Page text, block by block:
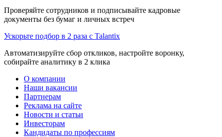
Проверяйте сотрудников и подписывайте кадровые
документы без бумаг и личных встреч
Ускорьте подбор в 2 раза с Talantix
Автоматизируйте сбор откликов, настройте воронку,
собирайте аналитику в 2 клика
О компании
Наши вакансии
Партнерам
Реклама на сайте
Новости и статьи
Инвесторам
Кандидаты по профессиям